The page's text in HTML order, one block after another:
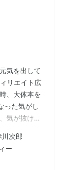
気を出して
リエイト広
、大体本を
った気がし
気が抜けて
い感じ（重
んでいた
主人公が
川次郎
ー